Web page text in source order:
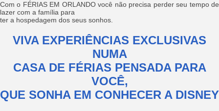
Com o FÉRIAS EM ORLANDO você não precisa perder seu tempo de
lazer com a família para
ter a hospedagem dos seus sonhos.
VIVA EXPERIÊNCIAS EXCLUSIVAS
NUMA
CASA DE FÉRIAS PENSADA PARA
VOCÊ,
QUE SONHA EM CONHECER A DISNEY